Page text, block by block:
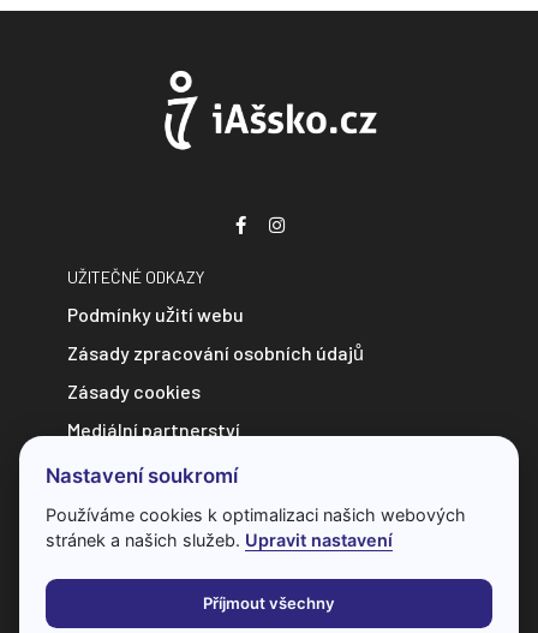
UŽITEČNÉ ODKAZY
Podmínky užití webu
Zásady zpracování osobních údajů
Zásady cookies
Mediální partnerství
Zpravodajství do e-mailu
Kontakt
předchozí dohody s provozovatelem ho nelze jakkoliv
Nastavení soukromí
Používáme cookies k optimalizaci našich webových
stránek a našich služeb. Upravit nastavení
Příjmout všechny